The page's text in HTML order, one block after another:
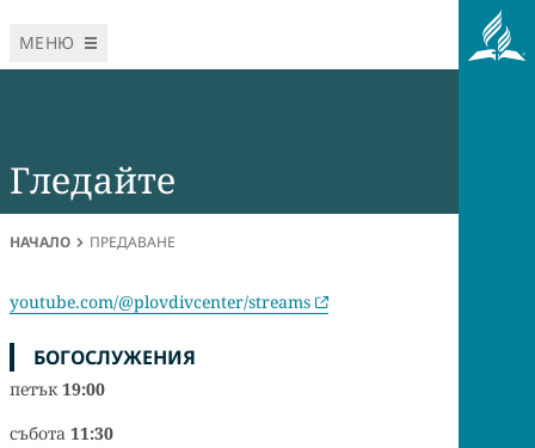
МЕНЮ
Гледайте
НАЧАЛО ПРЕДАВАНЕ
youtube.com/@plovdivcenter/streams
БОГОСЛУЖЕНИЯ
петък19:00
събота 11:30